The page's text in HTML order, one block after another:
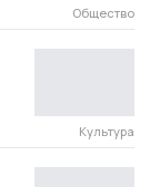
Общество
Культура